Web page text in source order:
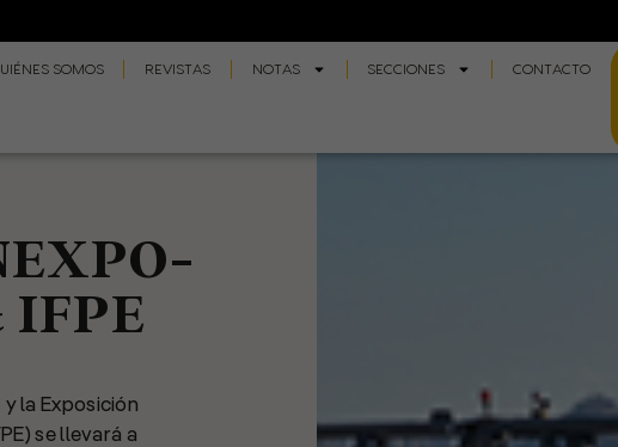
SOMOS REVISTAS NOTAS SECCIONES CONTACTO
IFPE
y la Exposición
se llevará a